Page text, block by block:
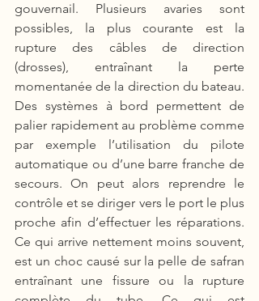
gouvernail. Plusieurs avaries sont
possibles, la plus courante est la
rupture des câbles de direction
(drosses), entraînant la perte
momentanée de la direction du bateau.
Des systèmes à bord permettent de
palier rapidement au problème comme
par exemple l’utilisation du pilote
automatique ou d’une barre franche de
secours. On peut alors reprendre le
contrôle et se diriger vers le port le plus
proche afin d’effectuer les réparations.
Ce qui arrive nettement moins souvent,
est un choc causé sur la pelle de safran
entraînant une fissure ou la rupture